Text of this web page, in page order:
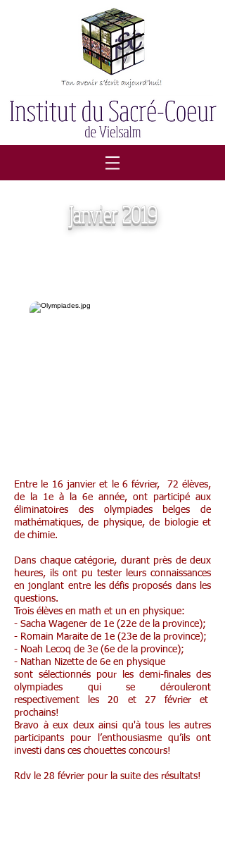
Janvier 2019
Entre le 16 janvier et le 6 février, 72 élèves,
de la 1e à la 6e année, ont participé aux
éliminatoires des olympiades belges de
mathématiques, de physique, de biologie et
de chimie.
Dans chaque catégorie, durant près de deux
heures, ils ont pu tester leurs connaissances
en jonglant entre les défis proposés dans les
questions.
Trois élèves en math et un en physique:
- Sacha Wagener de 1e (22e de la province);
- Romain Maraite de 1e (23e de la province);
- Noah Lecoq de 3e (6e de la province);
- Nathan Nizette de 6e en physique
sont sélectionnés pour les demi-finales des
olympiades qui se dérouleront
respectivement les 20 et 27 février et
prochains!
Bravo à eux deux ainsi qu'à tous les autres
participants pour l’enthousiasme qu’ils ont
investi dans ces chouettes concours!
Rdv le 28 février pour la suite des résultats!